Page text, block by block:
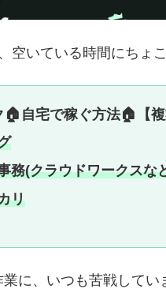
空いている時間にちょ
自宅で稼ぐ方法🏠【複
務(クラウドワークスな
リ
に、いつも苦戦してい